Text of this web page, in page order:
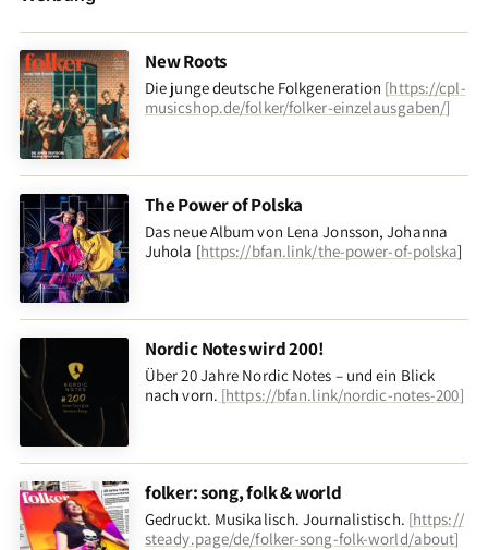
New Roots
Die junge deutsche Folkgeneration [https://cpl-
musicshop.de/folker/folker-einzelausgaben/]
The Power of Polska
Das neue Album von Lena Jonsson, Johanna
Juhola [https://bfan.link/the-power-of-polska]
Nordic Notes wird 200!
Über 20 Jahre Nordic Notes – und ein Blick
nach vorn. [https://bfan.link/nordic-notes-200]
folker: song, folk & world
Gedruckt. Musikalisch. Journalistisch. [https://
steady.page/de/folker-song-folk-world/about]